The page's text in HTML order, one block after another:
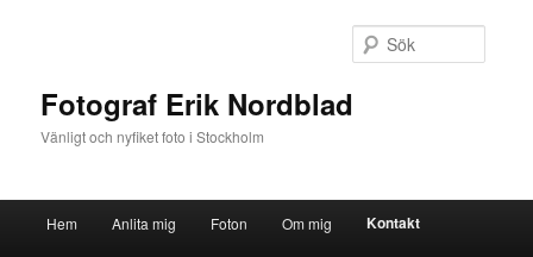
Fotograf Erik Nordblad
Vänligt och nyfiket foto i Stockholm
Hoppa
Hem Anlita mig Foton Om mig Kontakt